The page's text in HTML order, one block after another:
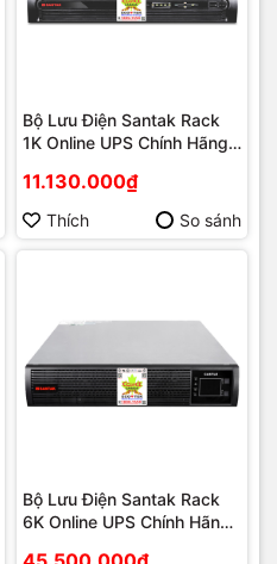
Bộ Lưu Điện Santak Rack
1K Online UPS Chính Hãng |
11.130.000₫
Thích So sánh
Bộ Lưu Điện Santak Rack
6K Online UPS Chính Hãng |